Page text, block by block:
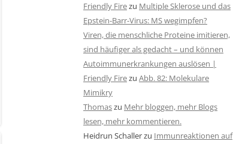
Friendly Firezu Multiple Sklerose und das
Epstein-Barr-Virus: MS wegimpfen?
Viren, die menschliche Proteine imitieren,
sind häufiger als gedacht – und können
Autoimmunerkrankungen auslösen |
Friendly Firezu Abb. 82: Molekulare
Mimikry
Thomaszu Mehr bloggen, mehr Blogs
lesen, mehr kommentieren.
Heidrun Schallerzu Immunreaktionen auf